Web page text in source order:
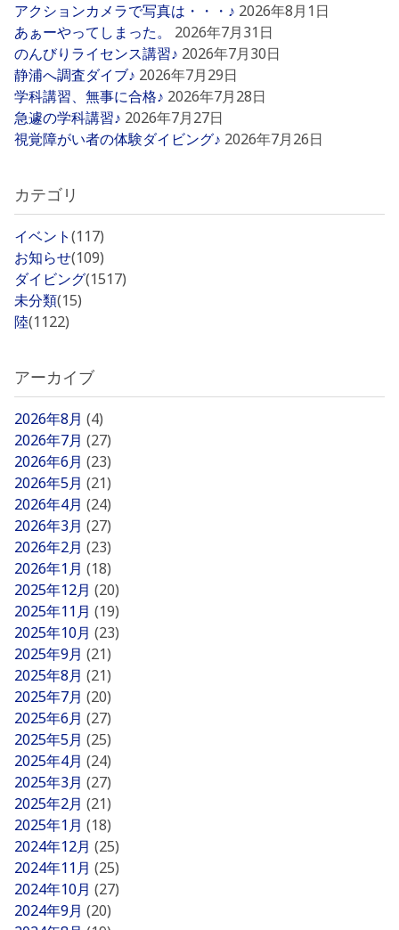
アクションカメラで写真は・・・♪ 2026年8月1日
あぁーやってしまった。
2026年7月31日
のんびりライセンス講習♪ 2026年7月30日
静浦へ調査ダイブ♪ 2026年7月29日
学科講習、無事に合格♪ 2026年7月28日
急遽の学科講習♪ 2026年7月27日
視覚障がい者の体験ダイビング♪ 2026年7月26日
カテゴリ
イベント(117)
お知らせ(109)
ダイビング(1517)
未分類(15)
陸(1122)
アーカイブ
2026年8月 (4)
2026年7月 (27)
2026年6月 (23)
2026年5月 (21)
2026年4月 (24)
2026年3月 (27)
2026年2月 (23)
2026年1月 (18)
2025年12月 (20)
2025年11月 (19)
2025年10月 (23)
2025年9月 (21)
2025年8月 (21)
2025年7月 (20)
2025年6月 (27)
2025年5月 (25)
2025年4月 (24)
2025年3月 (27)
2025年2月 (21)
2025年1月 (18)
2024年12月 (25)
2024年11月 (25)
2024年10月 (27)
2024年9月 (20)